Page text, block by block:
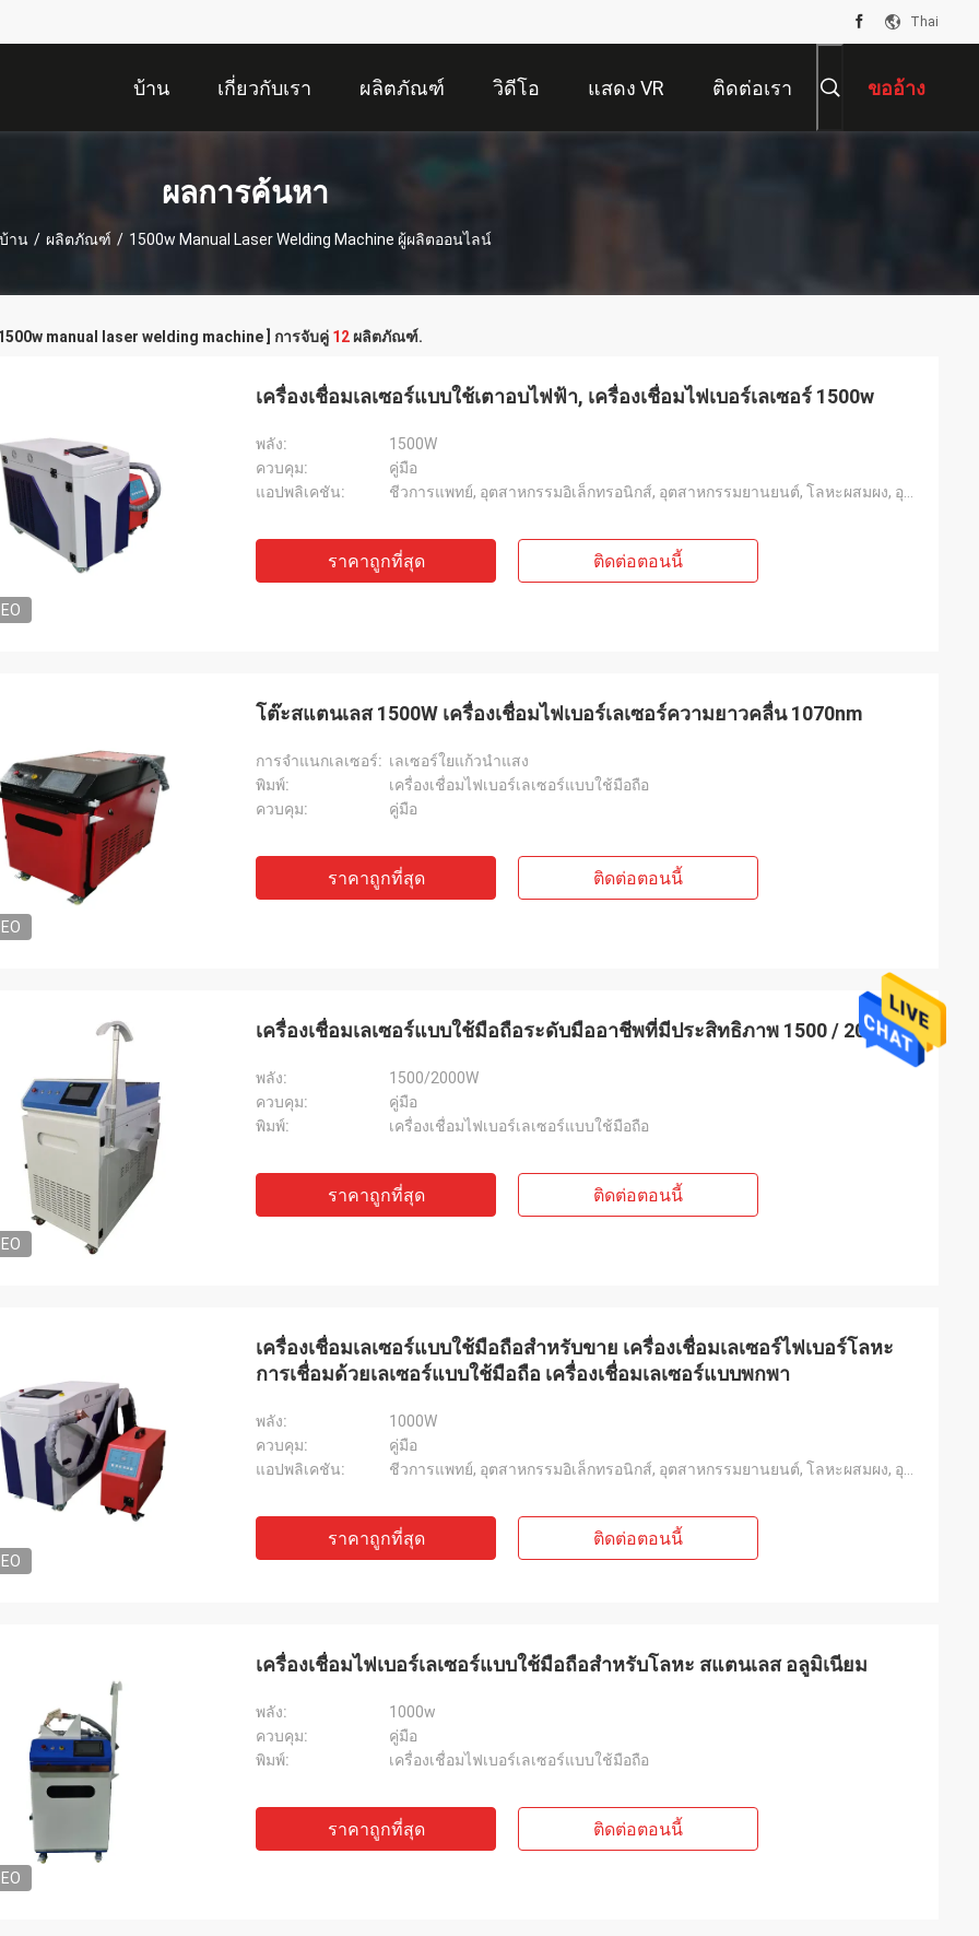
Thai
บ้าน เกี่ยวกับเรา ผลิตภัณฑ์ วิดีโอ แสดง VR ติดต่อเรา ขออ้าง
ผลการค้นหา
าน / ผลิตภัณฑ์ / 1500w Manual Laser Welding Machine ผู้ผลิตออนไลน์
แดเนียล
จะร่วมมือกับคุณ คุณช่วยเรา
การแก้ปัญหาสำหรับฉันและลูกค้ารา
manual laser welding machine ] การจับคู่ 12 ผลิตภัณฑ์.
เครื่องเชื่อมเลเซอร์แบบใช้เตาอบไฟฟ้า, เครื่องเชื่อมไฟเบอร์เลเซอร์ 1500w
พลัง:
1500W
ควบคุม:
คู่มือ
แอปพลิเคชัน:
ราคาถูกที่สุด ติดต่อตอนนี้
โต๊ะสแตนเลส 1500W เครื่องเชื่อมไฟเบอร์เลเซอร์ความยาวคลื่น 1070nm
การจำแนกเลเซอร์: เลเซอร์ใยแก้วนำแสง
พิมพ์:
เครื่องเชื่อมไฟเบอร์เลเซอร์แบบใช้มือถือ
ควบคุม:
คู่มือ
ราคาถูกที่สุด ติดต่อตอนนี้
เครื่องเชื่อมเลเซอร์แบบใช้มือถือระดับมืออาชีพที่มีประสิทธิภาพ 1500 / 2000W
พลัง:
1500/2000W
ควบคุม:
คู่มือ
พิมพ์:
เครื่องเชื่อมไฟเบอร์เลเซอร์แบบใช้มือถือ
ราคาถูกที่สุด ติดต่อตอนนี้
เครื่องเชื่อมเลเซอร์แบบใช้มือถือสำหรับขาย เครื่องเชื่อมเลเซอร์ไฟเบอร์โลหะ
การเชื่อมด้วยเลเซอร์แบบใช้มือถือ เครื่องเชื่อมเลเซอร์แบบพกพา
พลัง:
1000W
ควบคุม:
คู่มือ
แอปพลิเคชัน:
ราคาถูกที่สุด ติดต่อตอนนี้
เครื่องเชื่อมไฟเบอร์เลเซอร์แบบใช้มือถือสำหรับโลหะ สแตนเลส อลูมิเนียม
พลัง:
1000w
ควบคุม:
คู่มือ
พิมพ์:
เครื่องเชื่อมไฟเบอร์เลเซอร์แบบใช้มือถือ
ราคาถูกที่สุด ติดต่อตอนนี้